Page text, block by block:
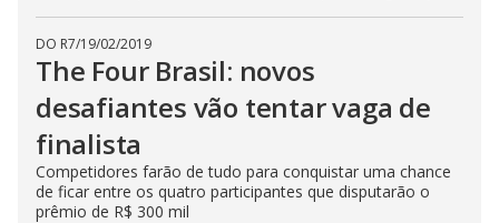
DO R7/19/02/2019
The Four Brasil: novos
desafiantes vão tentar vaga de
finalista
Competidores farão de tudo para conquistar uma chance
de ficar entre os quatro participantes que disputarão o
prêmio de R$ 300 mil